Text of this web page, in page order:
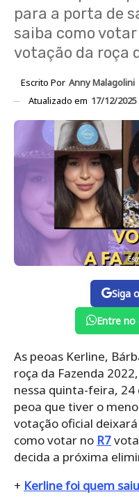
para a porta de
saiba como
votação da roça
Escrito Por Anny Malagolini
Atualizado em 17/12/2025
Siga
Entre no
As peoas Kerline,
roça da Fazenda
nessa quinta-feira,
peoa que tiver o
votação oficial
como votar no R7
decida a próxima
+ Kerline foi quem